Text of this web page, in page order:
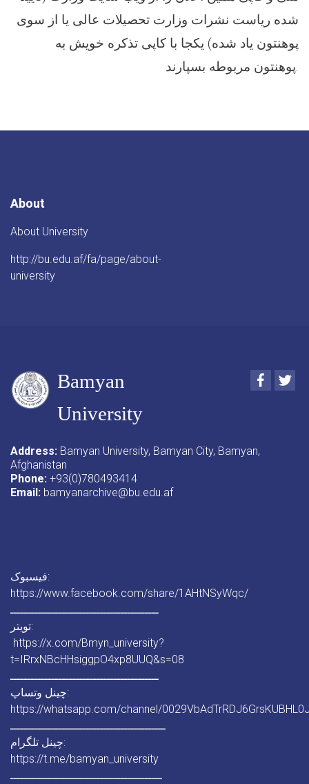
شده ریاست نشرات وزارت تحصیلات عالی یا از سوی
پوهنتون یاد شده) یکجا با کاپی تذکره خویش به
پوهنتون مربوطه بسپارند.
About
About University
http://bu.edu.af/fa/page/about-
university
Bamyan
University
Address: Bamyan University, Bamyan City, Bamyan,
Afghanistan
Phone: +93(0)780493414
Email: bamyanarchive@bu.edu.af
فیسبوک:
https://www.facebook.com/share/1AHtNSyWqc/
ـــــــــــــــــــــــــــــــــــــــــــ
تویتر:
https://x.com/Bmyn_university?
t=IRrxNBcHHsiggpO4xp8UUQ&s=08
ـــــــــــــــــــــــــــــــــــــــــــ
چینل وتساپ:
https://whatsapp.com/channel/
ـــــــــــــــــــــــــــــــــــــــــــــ
چینل تلگرام:
https://t.me/bamyan_university
ــــــــــــــــــــــــــــــــــــــــــــ